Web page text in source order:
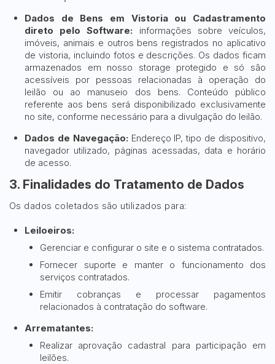
Dados de Bens em Vistoria ou Cadastramento
direto pelo Software: informações sobre veículos,
imóveis, animais e outros bens registrados no aplicativo
de vistoria, incluindo fotos e descrições. Os dados ficam
armazenados em nosso storage protegido e só são
acessíveis por pessoas relacionadas à operação do
leilão ou ao manuseio dos bens. Conteúdo público
referente aos bens será disponibilizado exclusivamente
no site, conforme necessário para a divulgação do leilão.
Dados de Navegação: Endereço IP, tipo de dispositivo,
navegador utilizado, páginas acessadas, data e horário
de acesso.
3. Finalidades do Tratamento de Dados
Os dados coletados são utilizados para:
Leiloeiros:
Gerenciar e configurar o site e o sistema contratados.
Fornecer suporte e manter o funcionamento dos
serviços contratados.
Emitir cobranças e processar pagamentos
relacionados à contratação do software.
Arrematantes:
Realizar aprovação cadastral para participação em
leilões.